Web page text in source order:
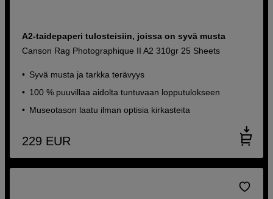
A2-taidepaperi tulosteisiin, joissa on syvä musta
Canson Rag Photographique II A2 310gr 25 Sheets
Syvä musta ja tarkka terävyys
100 % puuvillaa aidolta tuntuvaan lopputulokseen
Museotason laatu ilman optisia kirkasteita
229 EUR